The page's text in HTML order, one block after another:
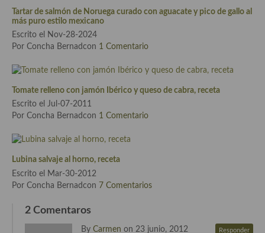
Cocina Vietnamita
Cocina camboyana
Cocina China
Cocina de Hawái
Cocina Africana
Tartar de salmón de Noruega curado con aguacate y pico de gallo al
más puro estilo mexicano
Escrito el Nov-28-2024
Por Concha Bernadcon 1 Comentario
Tomate relleno con jamón Ibérico y queso de cabra, receta
Escrito el Jul-07-2011
Por Concha Bernadcon 1 Comentario
Lubina salvaje al horno, receta
Escrito el Mar-30-2012
Por Concha Bernadcon 7 Comentarios
2 Comentaros
By Carmen on 23 junio, 2012 Responder